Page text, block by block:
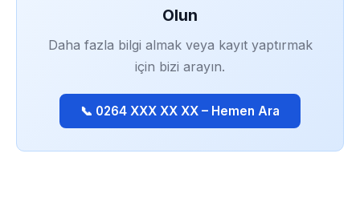
Olun
Daha fazla bilgi almak veya kayıt yaptırmak
için bizi arayın.
📞 0264 XXX XX XX – Hemen Ara